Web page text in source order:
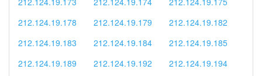
212.124.19.178
212.124.19.179
212.124.19.182
212.124.19.183
212.124.19.184
212.124.19.185
212.124.19.189
212.124.19.192
212.124.19.194